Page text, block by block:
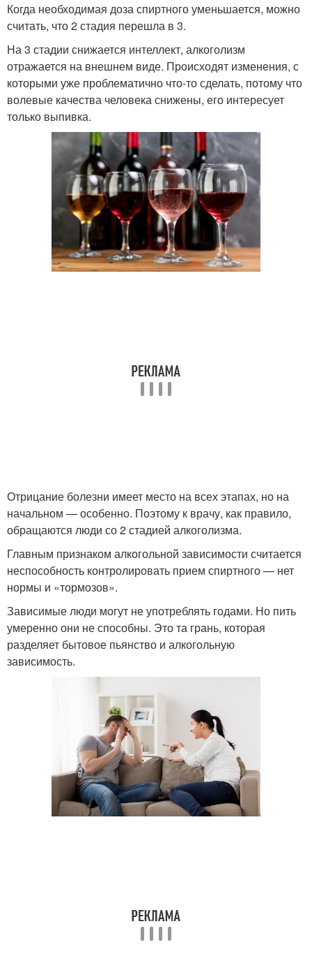
Когда необходимая доза спиртного уменьшается, можно
считать, что 2 стадия перешла в 3.
На 3 стадии снижается интеллект, алкоголизм
отражается на внешнем виде. Происходят изменения, с
которыми уже проблематично что-то сделать, потому что
волевые качества человека снижены, его интересует
только выпивка.
Отрицание болезни имеет место на всех этапах, но на
начальном — особенно. Поэтому к врачу, как правило,
обращаются люди со 2 стадией алкоголизма.
Главным признаком алкогольной зависимости считается
неспособность контролировать прием спиртного — нет
нормы и «тормозов».
Зависимые люди могут не употреблять годами. Но пить
умеренно они не способны. Это та грань, которая
разделяет бытовое пьянство и алкогольную
зависимость.